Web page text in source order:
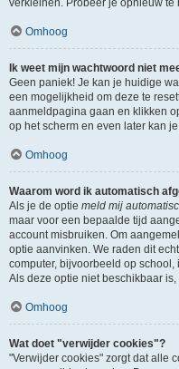
verkleinen. Probeer je opnieuw
Omhoog
Ik weet mijn wachtwoord niet
Geen paniek! Je kan je huidige
een mogelijkheid om deze te
aanmeldpagina gaan en klikken
op het scherm en even later kan
Omhoog
Waarom word ik automatisch
Als je de optie meld mij
maar voor een bepaalde tijd
account misbruiken. Om
optie aanvinken. We raden dit
computer, bijvoorbeeld op
Als deze optie niet beschikbaar
Omhoog
Wat doet "verwijder cookies"?
"Verwijder cookies" zorgt dat alle